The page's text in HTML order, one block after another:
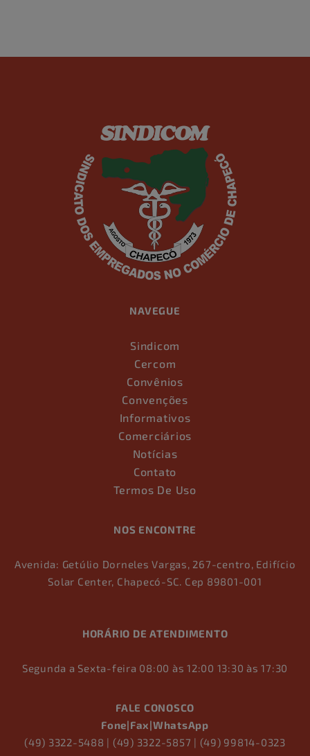
NAVEGUE
Sindicom
Cercom
Convênios
Convenções
Informativos
Comerciários
Notícias
Contato
Termos De Uso
NOS ENCONTRE
Avenida: Getúlio Dorneles Vargas, 267-centro, Edifício
Solar Center, Chapecó-SC. Cep 89801-001
HORÁRIO DE ATENDIMENTO
Segunda a Sexta-feira 08:00 às 12:00 13:30 às 17:30
FALE CONOSCO
Fone|Fax|WhatsApp
(49) 3322-5488 | (49) 3322-5857 | (49) 99814-0323